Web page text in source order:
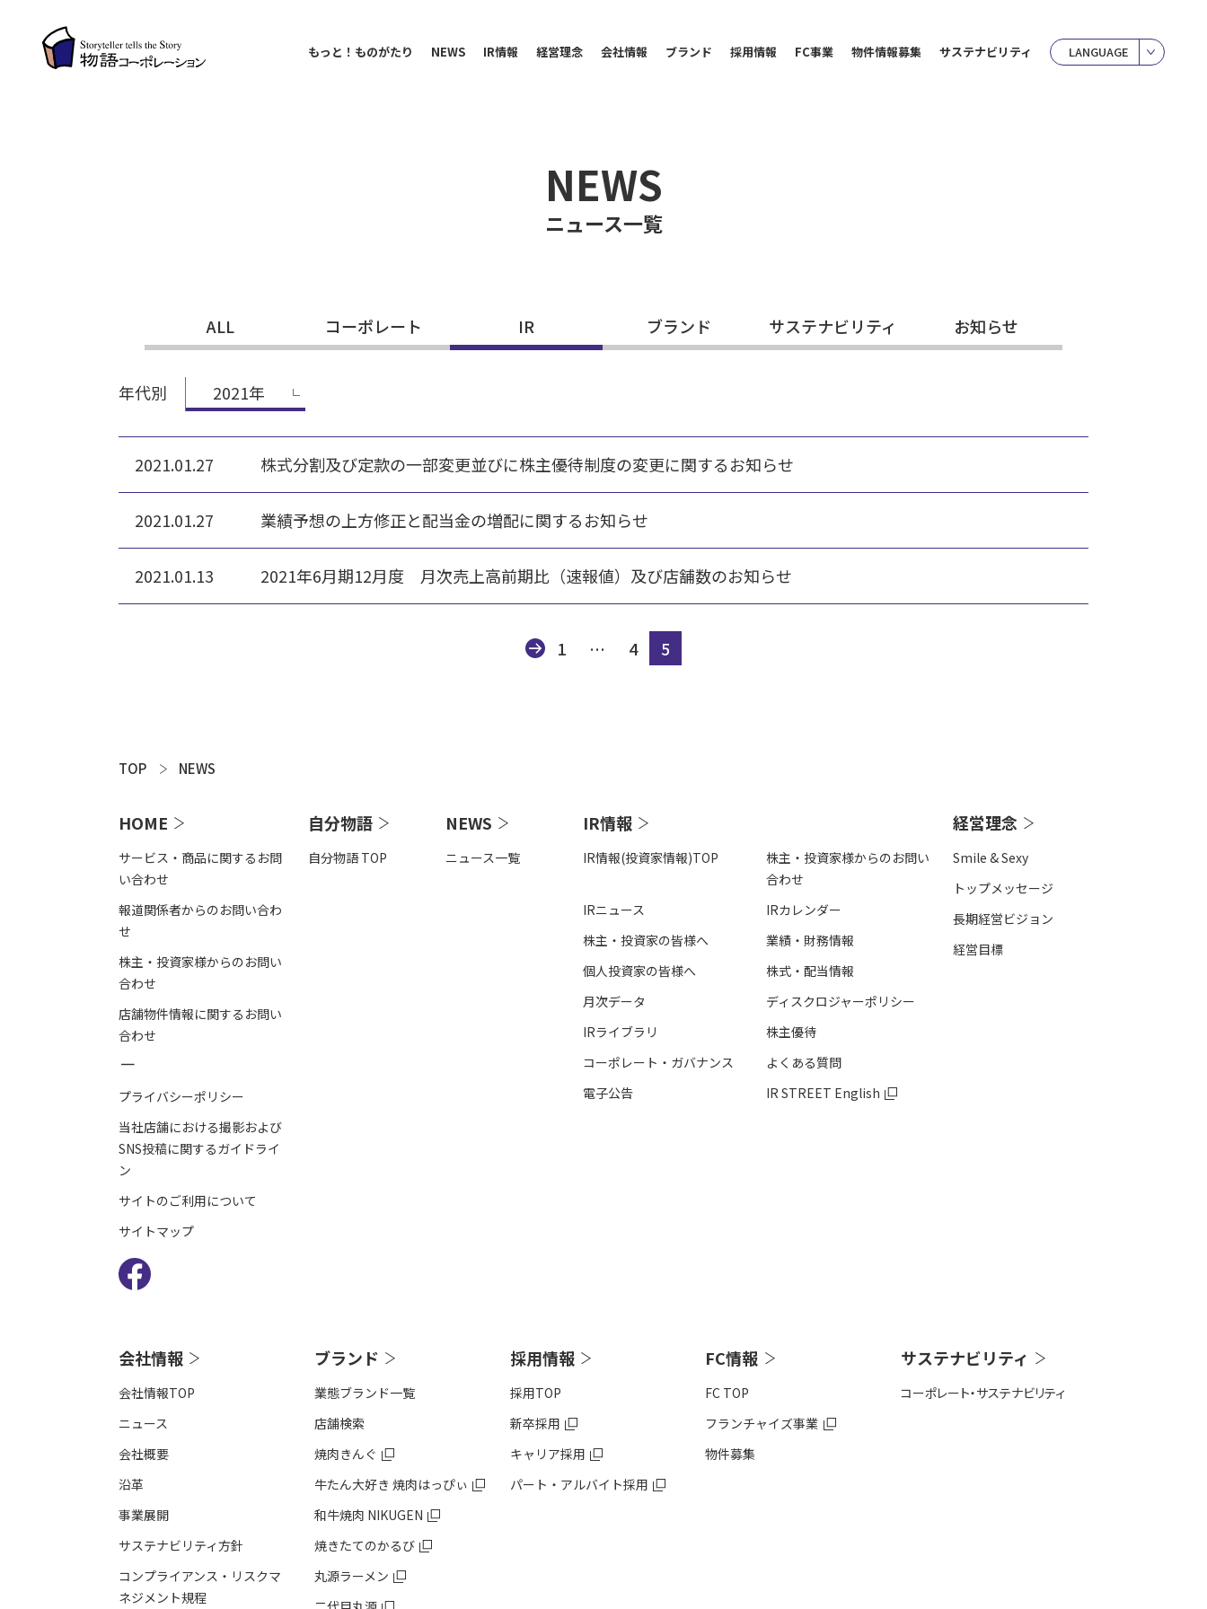
もっと！ものがたり NEWS IR情報 経営理念 会社情報 ブランド 採用情報 FC事業 物件情報募集 サステナビリティ LANGUAGE
NEWS
ニュース一覧
ALL コーポレート IR ブランド サステナビリティ お知らせ
年代別 2021年
2021.01.27 株式分割及び定款の一部変更並びに株主優待制度の変更に関するお知らせ
2021.01.27 業績予想の上方修正と配当金の増配に関するお知らせ
2021.01.13 2021年6月期12月度 月次売上高前期比（速報値）及び店舗数のお知らせ
1 … 4 5
TOP NEWS
HOME
サービス・商品に関するお問
い合わせ
報道関係者からのお問い合わ
せ
株主・投資家様からのお問い
合わせ
店舗物件情報に関するお問い
合わせ
－
プライバシーポリシー
当社店舗における撮影および
SNS投稿に関するガイドライ
ン
サイトのご利用について
サイトマップ
自分物語
自分物語 TOP
NEWS
ニュース一覧
IR情報
IR情報(投資家情報)TOP
IRニュース
株主・投資家の皆様へ
個人投資家の皆様へ
⽉次データ
IRライブラリ
コーポレート・ガバナンス
電⼦公告
株主・投資家様からのお問い
合わせ
IRカレンダー
業績・財務情報
株式・配当情報
ディスクロジャーポリシー
株主優待
よくある質問
IR STREET English
経営理念
Smile & Sexy
トップメッセージ
長期経営ビジョン
経営目標
会社情報
会社情報TOP
ニュース
会社概要
沿⾰
事業展開
サステナビリティ方針
コンプライアンス・リスクマ
ネジメント規程
ブランド
業態ブランド一覧
店舗検索
焼肉きんぐ
牛たん大好き 焼肉はっぴぃ
和牛焼肉 NIKUGEN
焼きたてのかるび
丸源ラーメン
採用情報
採用TOP
新卒採用
キャリア採用
パート・アルバイト採用
FC情報
FC TOP
フランチャイズ事業
物件募集
サステナビリティ
コーポレート・サステナビリティ